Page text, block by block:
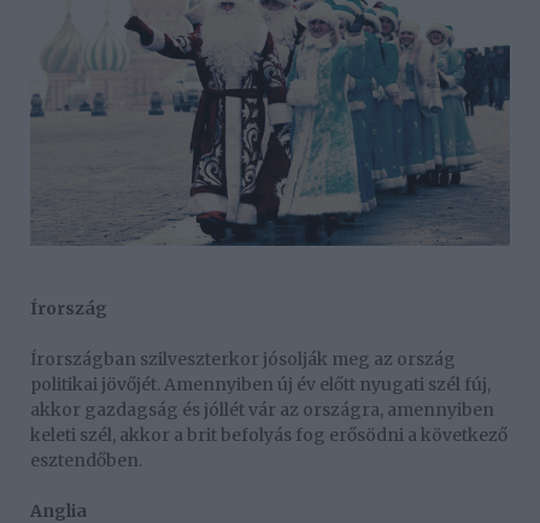
Írország
Írországban szilveszterkor jósolják meg az ország
politikai jövőjét. Amennyiben új év előtt nyugati szél fúj,
akkor gazdagság és jóllét vár az országra, amennyiben
keleti szél, akkor a brit befolyás fog erősödni a következő
esztendőben.
Anglia